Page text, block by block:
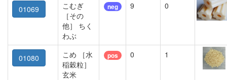
01069
こむぎ
［その
他］ ちく
わぶ
neg 9 0
01080
こめ ［水
稲穀粒］
玄米
pos 0 1